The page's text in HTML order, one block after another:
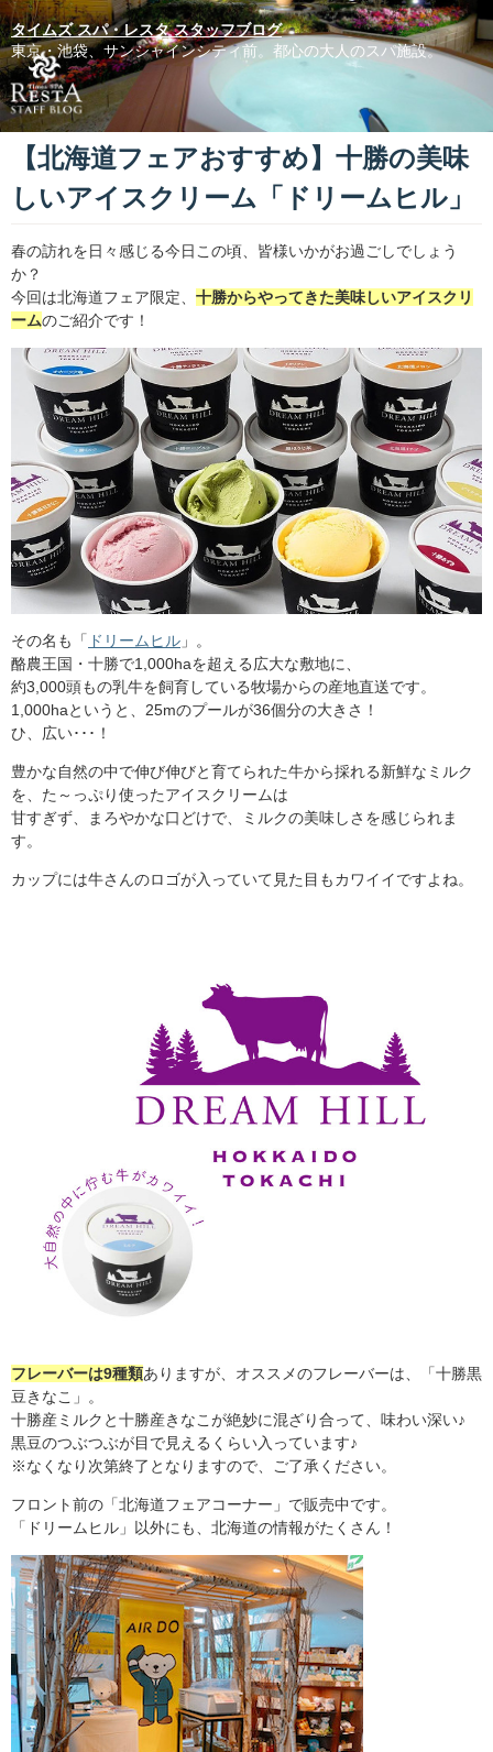
タイムズ スパ・レスタ スタッフブログ
東京・池袋、サンシャインシティ前。都心の大人のスパ施設。
【北海道フェアおすすめ】十勝の美味
しいアイスクリーム「ドリームヒル」
春の訪れを日々感じる今日この頃、皆様いかがお過ごしでしょう
か？
今回は北海道フェア限定、 十勝からやってきた美味しいアイスクリ
ームのご紹介です！
その名も「 ドリームヒル 」。
酪農王国・十勝で1,000haを超える広大な敷地に、
約3,000頭もの乳牛を飼育している牧場からの産地直送です。
1,000haというと、25mのプールが36個分の大きさ！
ひ、広い･･･！
豊かな自然の中で伸び伸びと育てられた牛から採れる新鮮なミルク
を、た～っぷり使ったアイスクリームは
甘すぎず、まろやかな口どけで、ミルクの美味しさを感じられま
す。
カップには牛さんのロゴが入っていて見た目もカワイイですよね。
フレーバーは9種類ありますが、オススメのフレーバーは、「十勝黒
豆きなこ」。
十勝産ミルクと十勝産きなこが絶妙に混ざり合って、味わい深い♪
黒豆のつぶつぶが目で見えるくらい入っています♪
※なくなり次第終了となりますので、ご了承ください。
フロント前の「北海道フェアコーナー」で販売中です。
「ドリームヒル」以外にも、北海道の情報がたくさん！